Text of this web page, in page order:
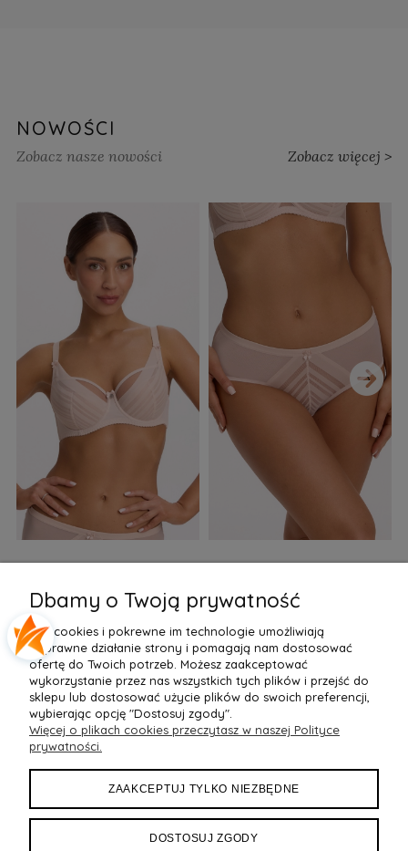
NOWOŚCI
Zobacz nasze nowości Zobacz więcej >
155,99 zł
Do Koszyka »
77,99 zł
Do Koszyka »
›
POMOC
MOJE KONTO
PŁATNOŚCI I DOSTAWA
Dbamy o Twoją prywatność
Pliki cookies i pokrewne im technologie umożliwiają
poprawne działanie strony i pomagają nam dostosować
ofertę do Twoich potrzeb. Możesz zaakceptować
wykorzystanie przez nas wszystkich tych plików i przejść do
sklepu lub dostosować użycie plików do swoich preferencji,
wybierając opcję "Dostosuj zgody".
Więcej o plikach cookies przeczytasz w naszej Polityce
prywatności.
ZAAKCEPTUJ TYLKO NIEZBĘDNE
DOSTOSUJ ZGODY